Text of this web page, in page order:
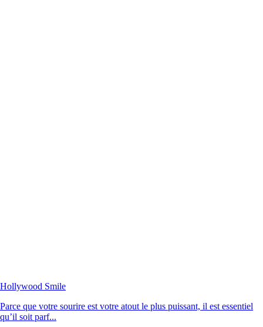
Hollywood Smile
Parce que votre sourire est votre atout le plus puissant, il est essentiel
qu’il soit parf...